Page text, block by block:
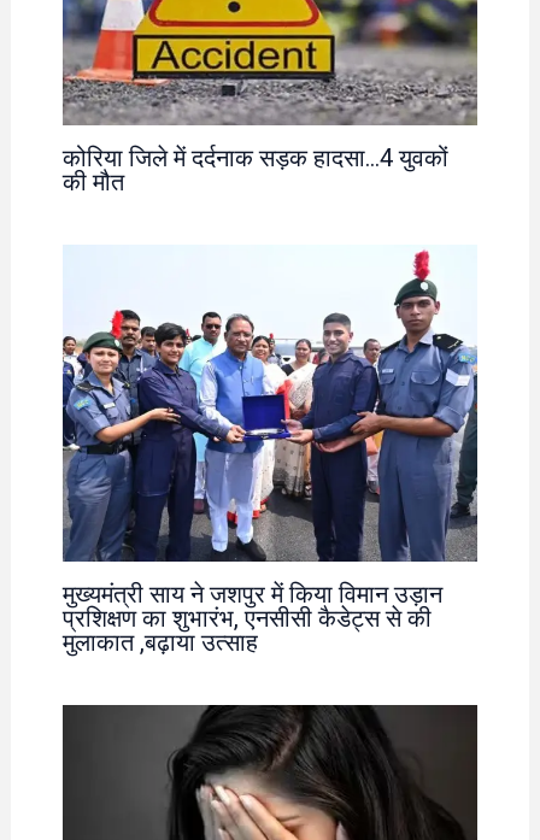
कोरिया जिले में दर्दनाक सड़क हादसा…4 युवकों
की मौत
मुख्यमंत्री साय ने जशपुर में किया विमान उड़ान
प्रशिक्षण का शुभारंभ, एनसीसी कैडेट्स से की
मुलाकात ,बढ़ाया उत्साह